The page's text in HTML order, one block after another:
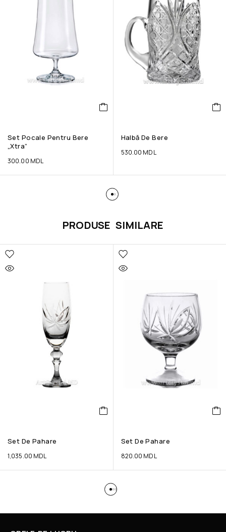
Set Pocale Pentru Bere
„Xtra”
300.00 MDL
Halbă De Bere
530.00 MDL
PRODUSE SIMILARE
Set De Pahare
1,035.00 MDL
Set De Pahare
820.00 MDL